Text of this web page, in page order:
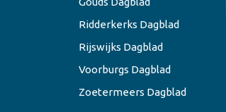
Ridderkerks Dagblad
Rijswijks Dagblad
Voorburgs Dagblad
Zoetermeers Dagblad